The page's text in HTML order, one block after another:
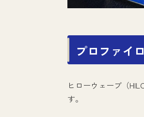
プロファイ
ヒローウェーブ（
す。